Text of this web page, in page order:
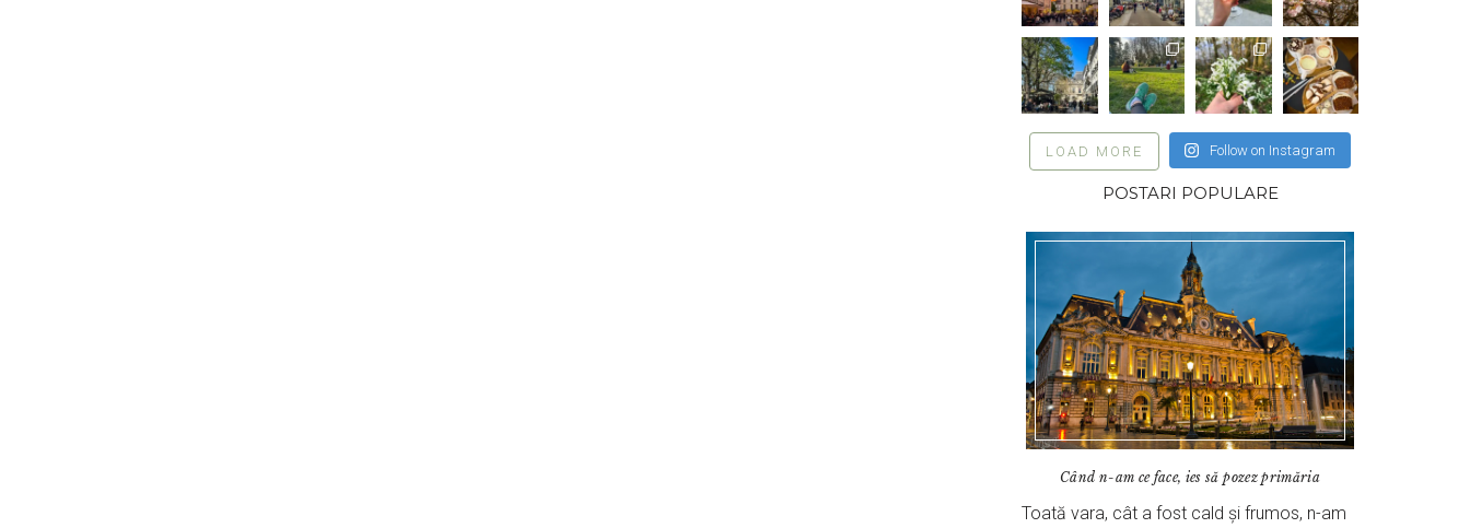
LOAD MORE Follow on Instagram
POSTARI POPULARE
Când n-am ce face, ies să pozez primăria
Toată vara, cât a fost cald și frumos, n-am